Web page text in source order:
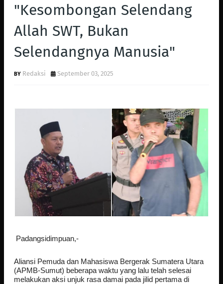
"Kesombongan Selendang
Allah SWT, Bukan
Selendangnya Manusia"
Redaksi September 03, 2025
Padangsidimpuan,-
Aliansi Pemuda dan Mahasiswa Bergerak Sumatera Utara
(APMB-Sumut) beberapa waktu yang lalu telah selesai
melakukan aksi unjuk rasa damai pada jilid pertama di